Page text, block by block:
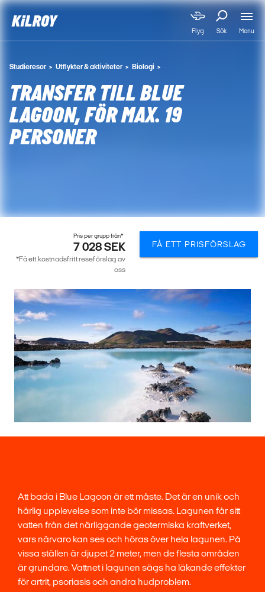
Flyg Sök Menu
Studieresor Utflykter & aktiviteter Biologi
TRANSFER TILL BLUE
LAGOON, FÖR MAX. 19
PERSONER
Att bada i Blue Lagoon är ett måste. Det är en unik och
härlig upplevelse som inte bör missas. Lagunen får sitt
vatten från det närliggande geotermiska kraftverket,
vars närvaro kan ses och höras över hela lagunen. På
vissa ställen är djupet 2 meter, men de flesta områden
är grundare. Vattnet i lagunen sägs ha läkande effekter
för artrit, psoriasis och andra hudproblem.
Pris per grupp från*
7 028 SEK
*Få ett kostnadsfritt reseförslag av
oss
FÅ ETT PRISFÖRSLAG